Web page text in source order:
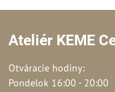
Ateliér KEME
Otváracie hodiny:
Pondelok 16:00 - 20:00